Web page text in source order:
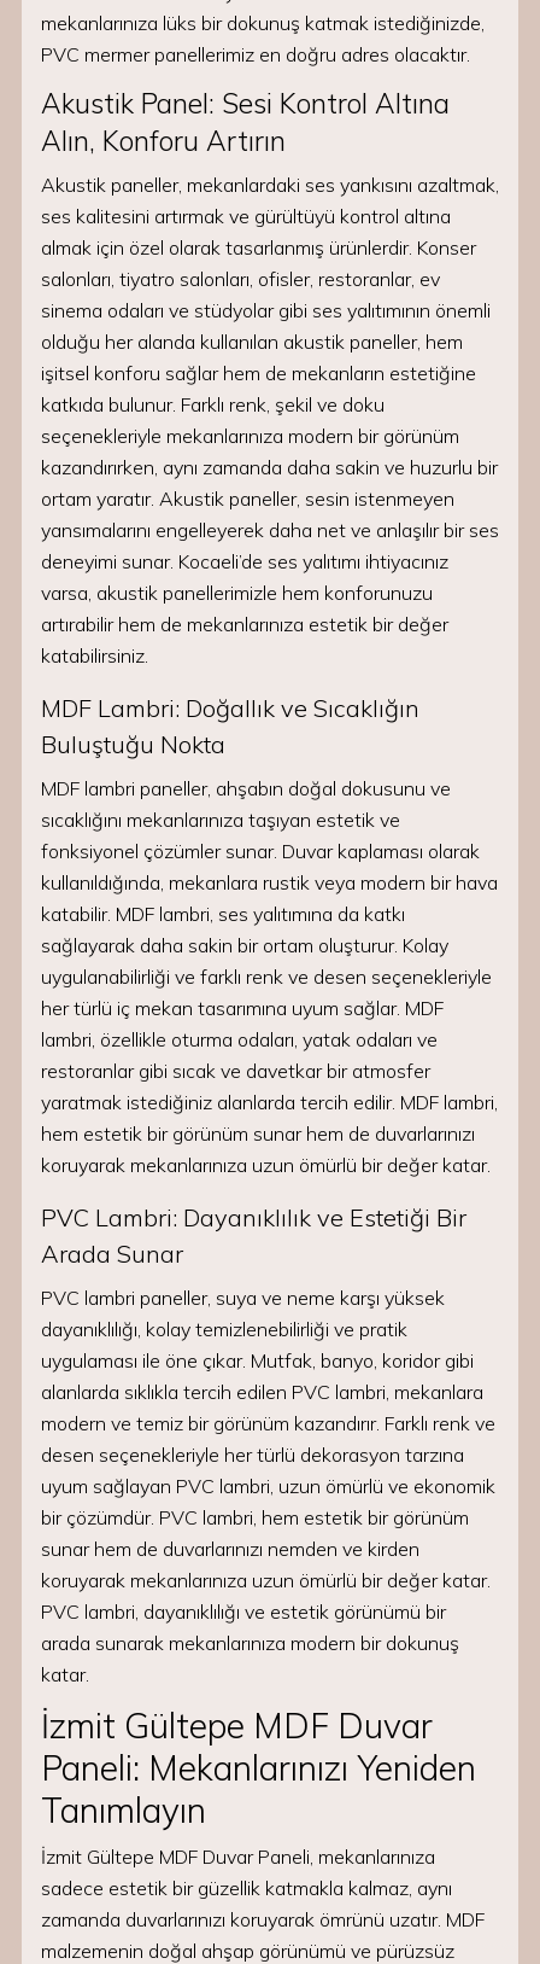
mekanlarınıza lüks bir dokunuş katmak istediğinizde,
PVC mermer panellerimiz en doğru adres olacaktır.
Akustik Panel: Sesi Kontrol Altına
Alın, Konforu Artırın
Akustik paneller, mekanlardaki ses yankısını azaltmak,
ses kalitesini artırmak ve gürültüyü kontrol altına
almak için özel olarak tasarlanmış ürünlerdir. Konser
salonları, tiyatro salonları, ofisler, restoranlar, ev
sinema odaları ve stüdyolar gibi ses yalıtımının önemli
olduğu her alanda kullanılan akustik paneller, hem
işitsel konforu sağlar hem de mekanların estetiğine
katkıda bulunur. Farklı renk, şekil ve doku
seçenekleriyle mekanlarınıza modern bir görünüm
kazandırırken, aynı zamanda daha sakin ve huzurlu bir
ortam yaratır. Akustik paneller, sesin istenmeyen
yansımalarını engelleyerek daha net ve anlaşılır bir ses
deneyimi sunar. Kocaeli’de ses yalıtımı ihtiyacınız
varsa, akustik panellerimizle hem konforunuzu
artırabilir hem de mekanlarınıza estetik bir değer
katabilirsiniz.
MDF Lambri: Doğallık ve Sıcaklığın
Buluştuğu Nokta
MDF lambri paneller, ahşabın doğal dokusunu ve
sıcaklığını mekanlarınıza taşıyan estetik ve
fonksiyonel çözümler sunar. Duvar kaplaması olarak
kullanıldığında, mekanlara rustik veya modern bir hava
katabilir. MDF lambri, ses yalıtımına da katkı
sağlayarak daha sakin bir ortam oluşturur. Kolay
uygulanabilirliği ve farklı renk ve desen seçenekleriyle
her türlü iç mekan tasarımına uyum sağlar. MDF
lambri, özellikle oturma odaları, yatak odaları ve
restoranlar gibi sıcak ve davetkar bir atmosfer
yaratmak istediğiniz alanlarda tercih edilir. MDF lambri,
hem estetik bir görünüm sunar hem de duvarlarınızı
koruyarak mekanlarınıza uzun ömürlü bir değer katar.
PVC Lambri: Dayanıklılık ve Estetiği Bir
Arada Sunar
PVC lambri paneller, suya ve neme karşı yüksek
dayanıklılığı, kolay temizlenebilirliği ve pratik
uygulaması ile öne çıkar. Mutfak, banyo, koridor gibi
alanlarda sıklıkla tercih edilen PVC lambri, mekanlara
modern ve temiz bir görünüm kazandırır. Farklı renk ve
desen seçenekleriyle her türlü dekorasyon tarzına
uyum sağlayan PVC lambri, uzun ömürlü ve ekonomik
bir çözümdür. PVC lambri, hem estetik bir görünüm
sunar hem de duvarlarınızı nemden ve kirden
koruyarak mekanlarınıza uzun ömürlü bir değer katar.
PVC lambri, dayanıklılığı ve estetik görünümü bir
arada sunarak mekanlarınıza modern bir dokunuş
katar.
İzmit Gültepe MDF Duvar
Paneli: Mekanlarınızı Yeniden
Tanımlayın
İzmit Gültepe MDF Duvar Paneli, mekanlarınıza
sadece estetik bir güzellik katmakla kalmaz, aynı
zamanda duvarlarınızı koruyarak ömrünü uzatır. MDF
malzemenin doğal ahşap görünümü ve pürüzsüz